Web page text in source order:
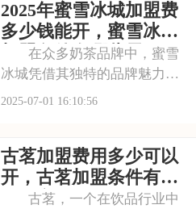
优质茶叶和新鲜食材，搭配独
特的配方，呈现出浓郁的茶香
和丰富的口感。让我
2025年蜜雪冰城加盟费
多少钱能开，蜜雪冰城
加盟条件有哪些需要了
解
在众多奶茶品牌中，蜜雪
冰城凭借其独特的品牌魅力脱
颖而出。它赢得了广大消费者
自己的店铺注入活力。品牌效
应不仅能吸引更多的顾客，还
能提升店铺的知名度
2025-07-01 16:10:56
古茗加盟费用多少可以
开，古茗加盟条件有哪
些内容
古茗，一个在饮品行业中